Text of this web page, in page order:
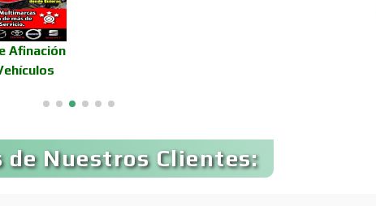
Automatización
Automóviles
Banquetes
Afinación
de Nuestros Clientes: